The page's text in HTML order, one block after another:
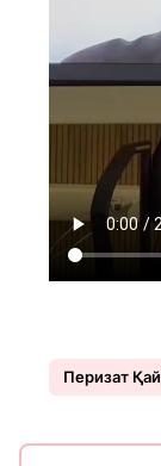
Перизат